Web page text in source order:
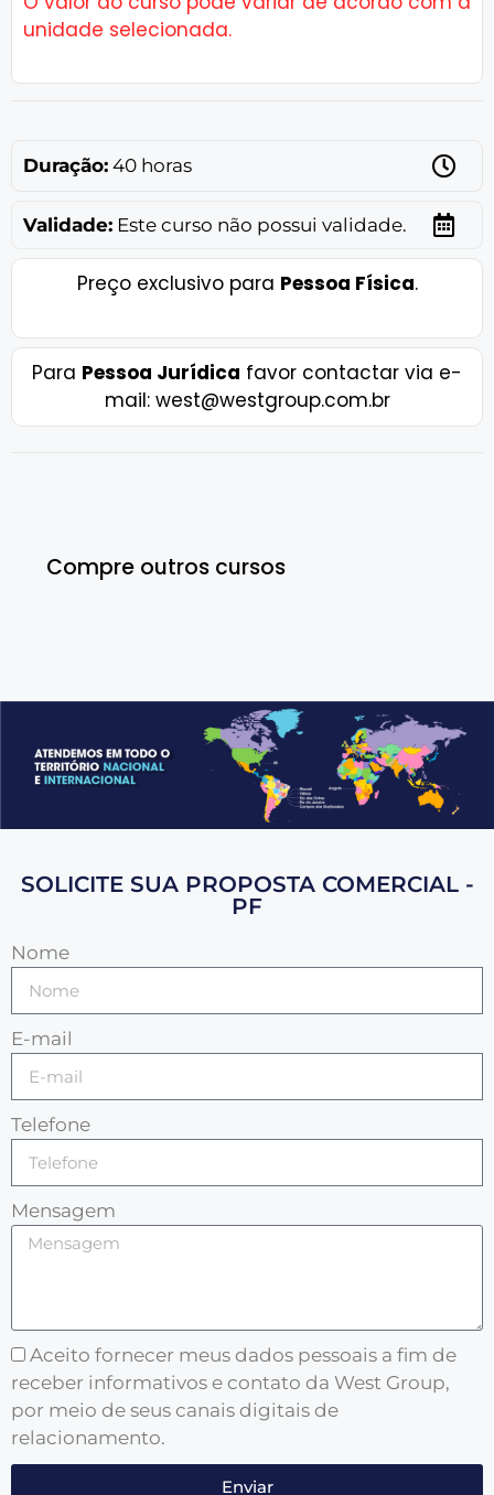
unidade selecionada.
Duração: 40 horas
Validade: Este curso não possui validade.
Preço exclusivo para Pessoa Física.
Para Pessoa Jurídica favor contactar via e-
mail: west@westgroup.com.br
Compre outros cursos
SOLICITE SUA PROPOSTA COMERCIAL -
PF
Nome
E-mail
Telefone
Mensagem
Aceito fornecer meus dados pessoais a fim de
receber informativos e contato da West Group,
por meio de seus canais digitais de
relacionamento.
Enviar